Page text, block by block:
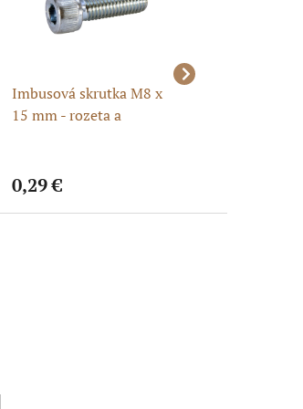
Imbusová skrutka M8 x
15 mm - rozeta a
0,29 €